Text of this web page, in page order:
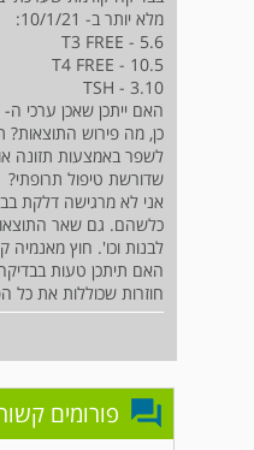
מלא יותר ב- 10/1/21:
T3 FREE - 5.6
T4 FREE - 10.5
TSH - 3.10
כן, מה פירוש
לשפר באמצעות תזונה
שדורשת טיפול תרופתי?
אני לא מרגישה דלקת
כלשהם. גם שאר
לבנות וכו'. חוץ מאנמיה קלה
האם תיתכן טעות
חוזרות שכוללות את כל
פורומים